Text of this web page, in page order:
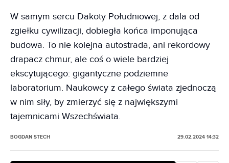
W samym sercu Dakoty Południowej, z dala od
zgiełku cywilizacji, dobiegła końca imponująca
budowa. To nie kolejna autostrada, ani rekordowy
drapacz chmur, ale coś o wiele bardziej
ekscytującego: gigantyczne podziemne
laboratorium. Naukowcy z całego świata zjednoczą
w nim siły, by zmierzyć się z największymi
tajemnicami Wszechświata.
BOGDAN STECH 29.02.2024 14:32